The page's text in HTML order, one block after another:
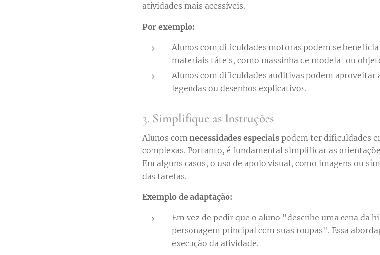
atividades mais acessíveis.
Por exemplo:
Alunos com dificuldades motoras podem se
materiais táteis, como massinha de modelar ou
Alunos com dificuldades auditivas podem aproveitar
legendas ou desenhos explicativos.
3. Simplifique as Instruções
Alunos com necessidades especiaispodem ter dificuldades
complexas. Portanto, é fundamental simplificar as
Em alguns casos, o uso de apoio visual, como imagens ou
das tarefas.
Exemplo de adaptação:
Em vez de pedir que o aluno "desenhe uma cena da
personagem principal com suas roupas". Essa
execução da atividade.